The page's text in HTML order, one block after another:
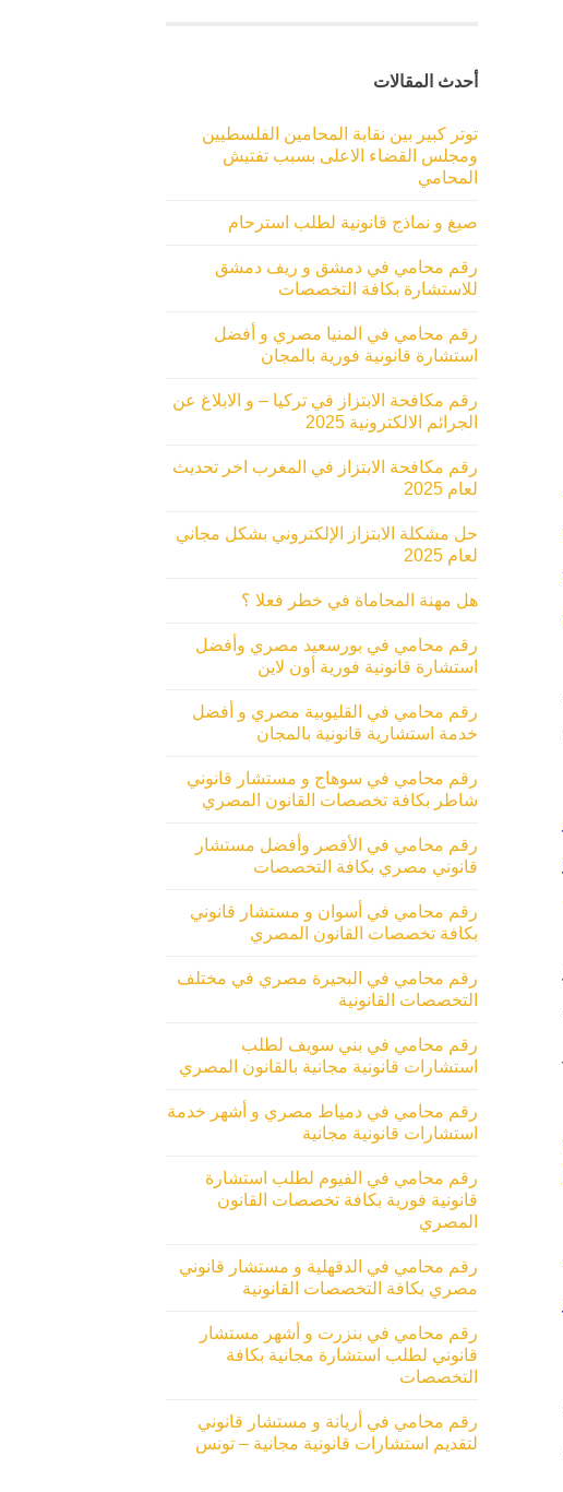
أحدث المقالات
توتر كبير بين نقابة المحامين الفلسطيين
ومجلس القضاء الاعلى بسبب تفتيش
المحامي
صيغ و نماذج قانونية لطلب استرحام
رقم محامي في دمشق و ريف دمشق
للاستشارة بكافة التخصصات
رقم محامي في المنيا مصري و أفضل
استشارة قانونية فورية بالمجان
رقم مكافحة الابتزاز في تركيا – و الابلاغ عن
الجرائم الالكترونية 2025
رقم مكافحة الابتزاز في المغرب اخر تحديث
لعام 2025
حل مشكلة الابتزاز الإلكتروني بشكل مجاني
لعام 2025
هل مهنة المحاماة في خطر فعلا ؟
رقم محامي في بورسعيد مصري وأفضل
استشارة قانونية فورية أون لاين
رقم محامي في القليوبية مصري و أفضل
خدمة استشارية قانونية بالمجان
رقم محامي في سوهاج و مستشار قانوني
شاطر بكافة تخصصات القانون المصري
رقم محامي في الأقصر وأفضل مستشار
قانوني مصري بكافة التخصصات
رقم محامي في أسوان و مستشار قانوني
بكافة تخصصات القانون المصري
رقم محامي في البحيرة مصري في مختلف
التخصصات القانونية
رقم محامي في بني سويف لطلب
استشارات قانونية مجانية بالقانون المصري
رقم محامي في دمياط مصري و أشهر خدمة
استشارات قانونية مجانية
رقم محامي في الفيوم لطلب استشارة
قانونية فورية بكافة تخصصات القانون
المصري
رقم محامي في الدقهلية و مستشار قانوني
مصري بكافة التخصصات القانونية
رقم محامي في بنزرت و أشهر مستشار
قانوني لطلب استشارة مجانية بكافة
التخصصات
رقم محامي في أريانة و مستشار قانوني
لتقديم استشارات قانونية مجانية – تونس